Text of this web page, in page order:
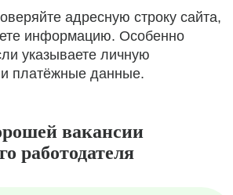
адресную строку сайта,
информацию. Особенно
указываете личную
платёжные данные.
вакансии
работодателя